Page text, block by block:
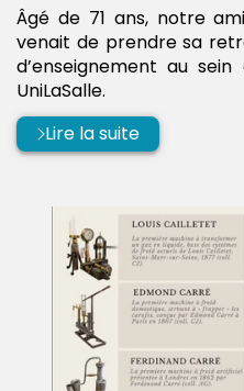
Âgé de 71 ans, notre
venait de prendre sa
d’enseignement au
UniLaSalle.
Lire la suite